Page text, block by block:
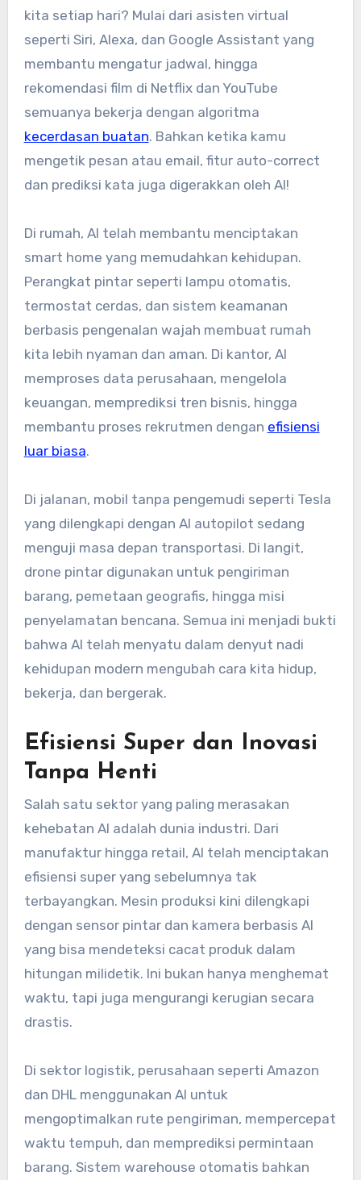
kita setiap hari? Mulai dari asisten virtual
seperti Siri, Alexa, dan Google Assistant yang
membantu mengatur jadwal, hingga
rekomendasi film di Netflix dan YouTube
semuanya bekerja dengan algoritma
kecerdasan buatan. Bahkan ketika kamu
mengetik pesan atau email, fitur auto-correct
dan prediksi kata juga digerakkan oleh AI!
Di rumah, AI telah membantu menciptakan
smart home yang memudahkan kehidupan.
Perangkat pintar seperti lampu otomatis,
termostat cerdas, dan sistem keamanan
berbasis pengenalan wajah membuat rumah
kita lebih nyaman dan aman. Di kantor, AI
memproses data perusahaan, mengelola
keuangan, memprediksi tren bisnis, hingga
membantu proses rekrutmen dengan efisiensi
luar biasa.
Di jalanan, mobil tanpa pengemudi seperti Tesla
yang dilengkapi dengan AI autopilot sedang
menguji masa depan transportasi. Di langit,
drone pintar digunakan untuk pengiriman
barang, pemetaan geografis, hingga misi
penyelamatan bencana. Semua ini menjadi bukti
bahwa AI telah menyatu dalam denyut nadi
kehidupan modern mengubah cara kita hidup,
bekerja, dan bergerak.
Efisiensi Super dan Inovasi
Tanpa Henti
Salah satu sektor yang paling merasakan
kehebatan AI adalah dunia industri. Dari
manufaktur hingga retail, AI telah menciptakan
efisiensi super yang sebelumnya tak
terbayangkan. Mesin produksi kini dilengkapi
dengan sensor pintar dan kamera berbasis AI
yang bisa mendeteksi cacat produk dalam
hitungan milidetik. Ini bukan hanya menghemat
waktu, tapi juga mengurangi kerugian secara
drastis.
Di sektor logistik, perusahaan seperti Amazon
dan DHL menggunakan AI untuk
mengoptimalkan rute pengiriman, mempercepat
waktu tempuh, dan memprediksi permintaan
barang. Sistem warehouse otomatis bahkan